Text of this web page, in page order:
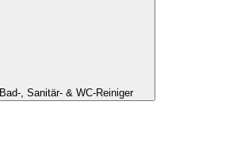
Bad-, Sanitär- & WC-Reiniger